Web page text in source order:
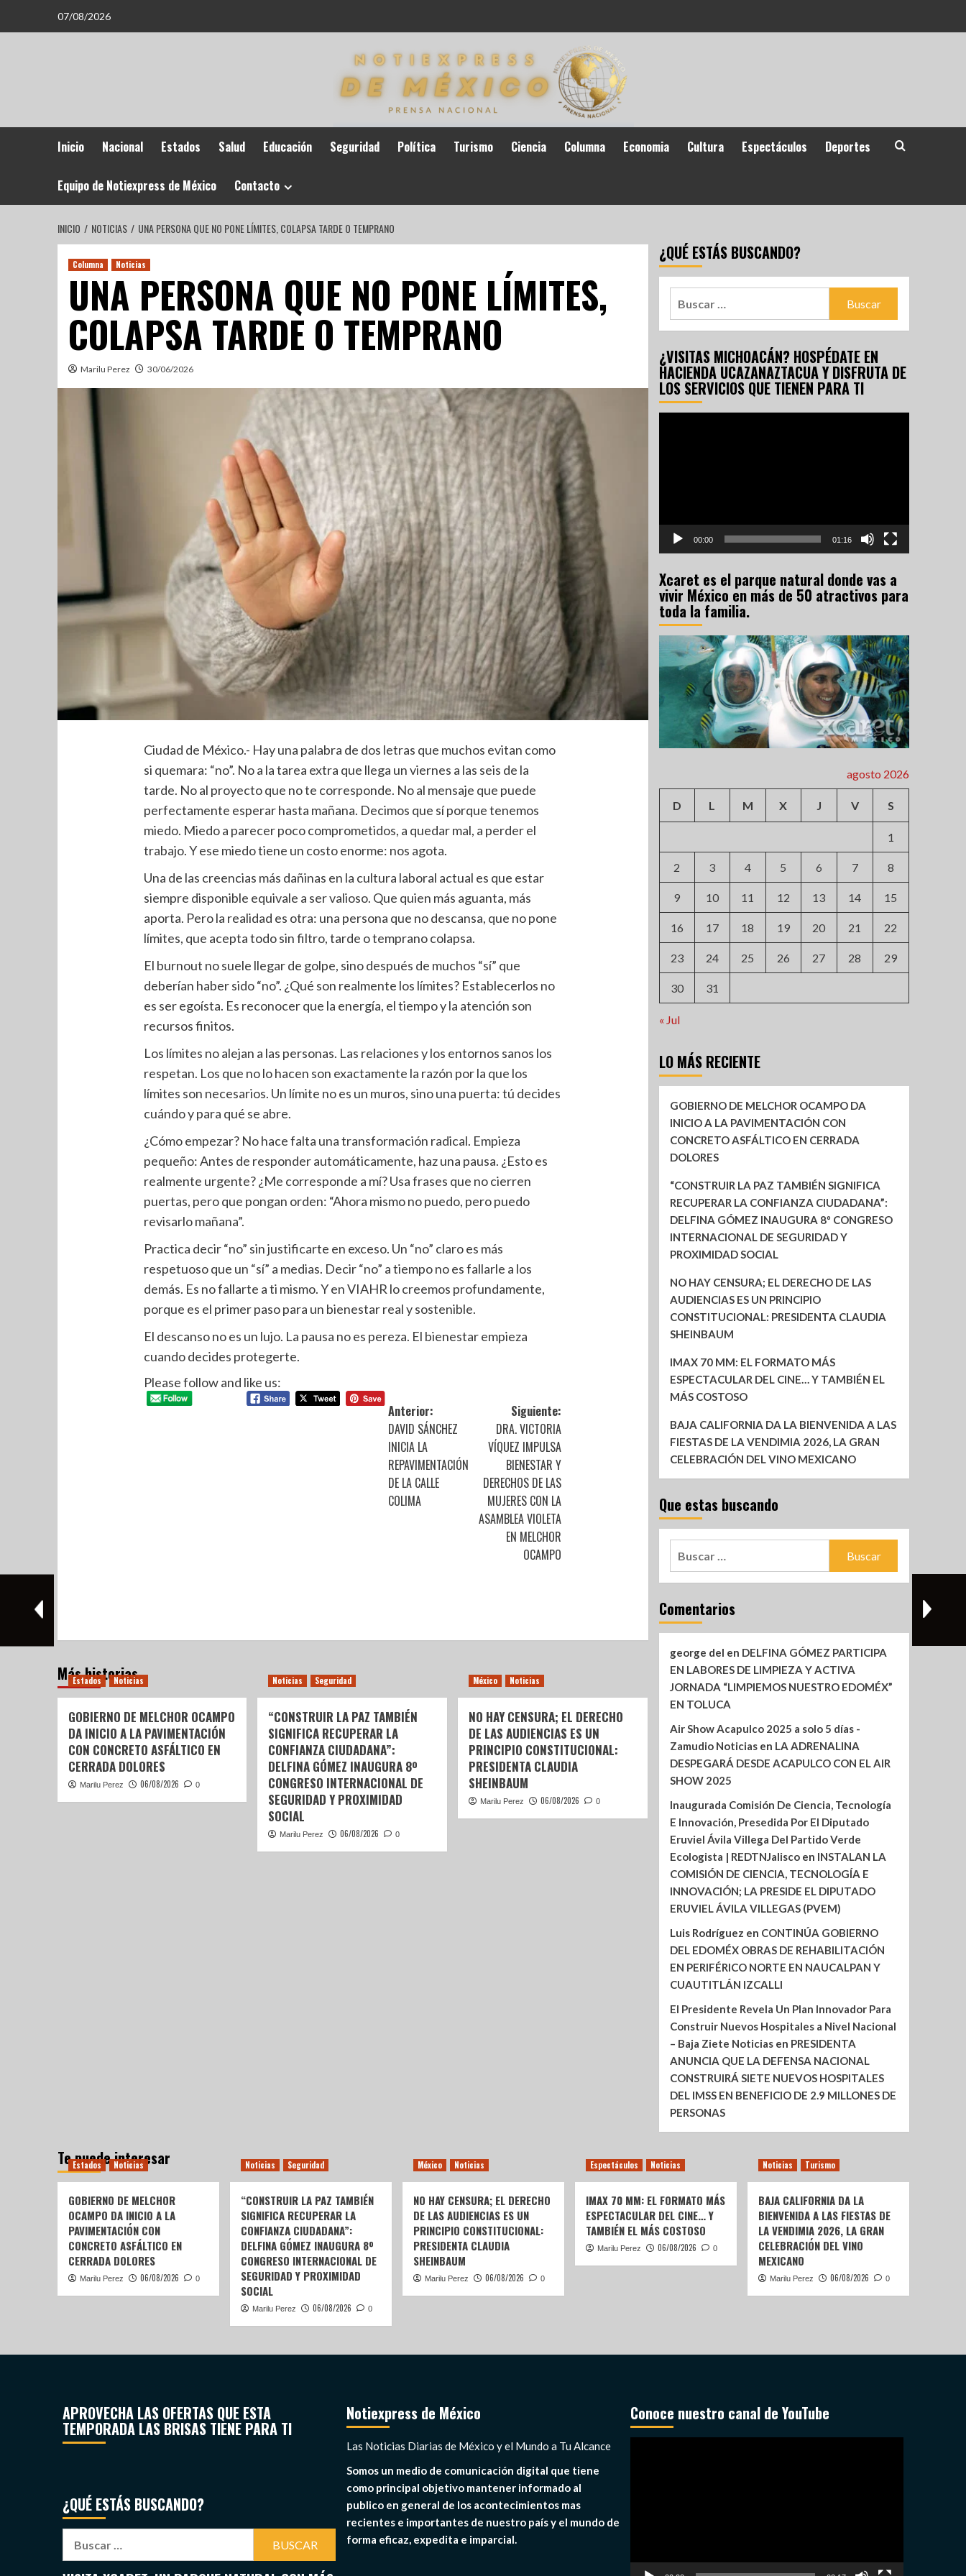
07/08/2026
Inicio Nacional Estados Salud Educación Seguridad Política Turismo Ciencia Columna Economia Cultura Espectáculos Deportes
Equipo de Notiexpress de México Contacto
INICIO NOTICIAS UNA PERSONA QUE NO PONE LÍMITES, COLAPSA TARDE O TEMPRANO
Columna Noticias
UNA PERSONA QUE NO PONE LÍMITES,
COLAPSA TARDE O TEMPRANO
Marilu Perez 30/06/2026
Ciudad de México.- Hay una palabra de dos letras que muchos evitan como
si quemara: “no”. No a la tarea extra que llega un viernes a las seis de la
tarde. No al proyecto que no te corresponde. No al mensaje que puede
perfectamente esperar hasta mañana. Decimos que sí porque tenemos
miedo. Miedo a parecer poco comprometidos, a quedar mal, a perder el
trabajo. Y ese miedo tiene un costo enorme: nos agota.
Una de las creencias más dañinas en la cultura laboral actual es que estar
siempre disponible equivale a ser valioso. Que quien más aguanta, más
aporta. Pero la realidad es otra: una persona que no descansa, que no pone
límites, que acepta todo sin filtro, tarde o temprano colapsa.
El burnout no suele llegar de golpe, sino después de muchos “sí” que
deberían haber sido “no”. ¿Qué son realmente los límites? Establecerlos no
es ser egoísta. Es reconocer que la energía, el tiempo y la atención son
recursos finitos.
Los límites no alejan a las personas. Las relaciones y los entornos sanos los
respetan. Los que no lo hacen son exactamente la razón por la que los
límites son necesarios. Un límite no es un muros, sino una puerta: tú decides
cuándo y para qué se abre.
¿Cómo empezar? No hace falta una transformación radical. Empieza
pequeño: Antes de responder automáticamente, haz una pausa. ¿Esto es
realmente urgente? ¿Me corresponde a mí? Usa frases que no cierren
puertas, pero que pongan orden: “Ahora mismo no puedo, pero puedo
revisarlo mañana”.
Practica decir “no” sin justificarte en exceso. Un “no” claro es más
respetuoso que un “sí” a medias. Decir “no” a tiempo no es fallarle a los
demás. Es no fallarte a ti mismo. Y en VIAHR lo creemos profundamente,
porque es el primer paso para un bienestar real y sostenible.
El descanso no es un lujo. La pausa no es pereza. El bienestar empieza
cuando decides protegerte.
Please follow and like us:
Anterior:
DAVID SÁNCHEZ
INICIA LA
REPAVIMENTACIÓN
DE LA CALLE
COLIMA
Siguiente:
DRA. VICTORIA
VÍQUEZ IMPULSA
BIENESTAR Y
DERECHOS DE LAS
MUJERES CON LA
ASAMBLEA VIOLETA
EN MELCHOR
OCAMPO
Más historias
Estados Noticias
GOBIERNO DE MELCHOR OCAMPO
DA INICIO A LA PAVIMENTACIÓN
CON CONCRETO ASFÁLTICO EN
CERRADA DOLORES
Marilu Perez 06/08/2026 0
Noticias Seguridad
“CONSTRUIR LA PAZ TAMBIÉN
SIGNIFICA RECUPERAR LA
CONFIANZA CIUDADANA”:
DELFINA GÓMEZ INAUGURA 8º
CONGRESO INTERNACIONAL DE
SEGURIDAD Y PROXIMIDAD
SOCIAL
Marilu Perez 06/08/2026 0
México Noticias
NO HAY CENSURA; EL DERECHO
DE LAS AUDIENCIAS ES UN
PRINCIPIO CONSTITUCIONAL:
PRESIDENTA CLAUDIA
SHEINBAUM
Marilu Perez 06/08/2026 0
¿QUÉ ESTÁS BUSCANDO?
¿VISITAS MICHOACÁN? HOSPÉDATE EN
HACIENDA UCAZANAZTACUA Y DISFRUTA DE
LOS SERVICIOS QUE TIENEN PARA TI
00:00 01:16
Xcaret es el parque natural donde vas a
vivir México en más de 50 atractivos para
toda la familia.
agosto 2026
D L M X J V S
1
2 3 4 5 6 7 8
9 10 11 12 13 14 15
16 17 18 19 20 21 22
23 24 25 26 27 28 29
30 31
« Jul
LO MÁS RECIENTE
GOBIERNO DE MELCHOR OCAMPO DA
INICIO A LA PAVIMENTACIÓN CON
CONCRETO ASFÁLTICO EN CERRADA
DOLORES
“CONSTRUIR LA PAZ TAMBIÉN SIGNIFICA
RECUPERAR LA CONFIANZA CIUDADANA”:
DELFINA GÓMEZ INAUGURA 8º CONGRESO
INTERNACIONAL DE SEGURIDAD Y
PROXIMIDAD SOCIAL
NO HAY CENSURA; EL DERECHO DE LAS
AUDIENCIAS ES UN PRINCIPIO
CONSTITUCIONAL: PRESIDENTA CLAUDIA
SHEINBAUM
IMAX 70 MM: EL FORMATO MÁS
ESPECTACULAR DEL CINE… Y TAMBIÉN EL
MÁS COSTOSO
BAJA CALIFORNIA DA LA BIENVENIDA A LAS
FIESTAS DE LA VENDIMIA 2026, LA GRAN
CELEBRACIÓN DEL VINO MEXICANO
Que estas buscando
Comentarios
george del en DELFINA GÓMEZ PARTICIPA
EN LABORES DE LIMPIEZA Y ACTIVA
JORNADA “LIMPIEMOS NUESTRO EDOMÉX”
EN TOLUCA
Air Show Acapulco 2025 a solo 5 días -
Zamudio Noticiasen LA ADRENALINA
DESPEGARÁ DESDE ACAPULCO CON EL AIR
SHOW 2025
Inaugurada Comisión De Ciencia, Tecnología
E Innovación, Presedida Por El Diputado
Eruviel Ávila Villega Del Partido Verde
Ecologista | REDTNJaliscoen INSTALAN LA
COMISIÓN DE CIENCIA, TECNOLOGÍA E
INNOVACIÓN; LA PRESIDE EL DIPUTADO
ERUVIEL ÁVILA VILLEGAS (PVEM)
Luis Rodríguez en CONTINÚA GOBIERNO
DEL EDOMÉX OBRAS DE REHABILITACIÓN
EN PERIFÉRICO NORTE EN NAUCALPAN Y
CUAUTITLÁN IZCALLI
El Presidente Revela Un Plan Innovador Para
Construir Nuevos Hospitales a Nivel Nacional
– Baja Ziete Noticiasen PRESIDENTA
ANUNCIA QUE LA DEFENSA NACIONAL
CONSTRUIRÁ SIETE NUEVOS HOSPITALES
DEL IMSS EN BENEFICIO DE 2.9 MILLONES DE
PERSONAS
Te puede interesar
Estados Noticias
GOBIERNO DE MELCHOR
OCAMPO DA INICIO A LA
PAVIMENTACIÓN CON
CONCRETO ASFÁLTICO EN
CERRADA DOLORES
Marilu Perez 06/08/2026 0
Noticias Seguridad
“CONSTRUIR LA PAZ TAMBIÉN
SIGNIFICA RECUPERAR LA
CONFIANZA CIUDADANA”:
DELFINA GÓMEZ INAUGURA 8º
CONGRESO INTERNACIONAL DE
SEGURIDAD Y PROXIMIDAD
SOCIAL
Marilu Perez 06/08/2026 0
México Noticias
NO HAY CENSURA; EL DERECHO
DE LAS AUDIENCIAS ES UN
PRINCIPIO CONSTITUCIONAL:
PRESIDENTA CLAUDIA
SHEINBAUM
Marilu Perez 06/08/2026 0
Espectáculos Noticias
IMAX 70 MM: EL FORMATO MÁS
ESPECTACULAR DEL CINE… Y
TAMBIÉN EL MÁS COSTOSO
Marilu Perez 06/08/2026 0
Noticias Turismo
BAJA CALIFORNIA DA LA
BIENVENIDA A LAS FIESTAS DE
LA VENDIMIA 2026, LA GRAN
CELEBRACIÓN DEL VINO
MEXICANO
Marilu Perez 06/08/2026 0
APROVECHA LAS OFERTAS QUE ESTA
TEMPORADA LAS BRISAS TIENE PARA TI
¿QUÉ ESTÁS BUSCANDO?
Notiexpress de México
Las Noticias Diarias de México y el Mundo a Tu Alcance
Somos un medio de comunicación digital que tiene
como principal objetivo mantener informado al
publico en general de los acontecimientos mas
recientes e importantes de nuestro país y el mundo de
forma eficaz, expedita e imparcial.
Conoce nuestro canal de YouTube